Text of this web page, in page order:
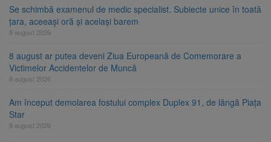
Se schimbă examenul de medic specialist. Subiecte unice în toată
țara, aceeași oră și același barem
8 august 2026
8 august ar putea deveni Ziua Europeană de Comemorare a
Victimelor Accidentelor de Muncă
8 august 2026
Am început demolarea fostului complex Duplex 91, de lângă Piața
Star
8 august 2026